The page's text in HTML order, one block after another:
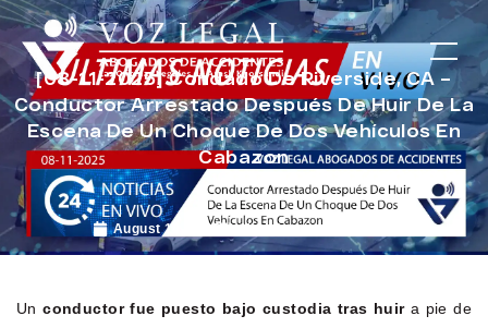
[08-11-2025] Condado De Riverside, CA –
Conductor Arrestado Después De Huir De La
Escena De Un Choque De Dos Vehículos En
Cabazon
August 14, 2025 Noticias de Accidentes
Unconductor fue puesto bajo custodia tras huira pie de